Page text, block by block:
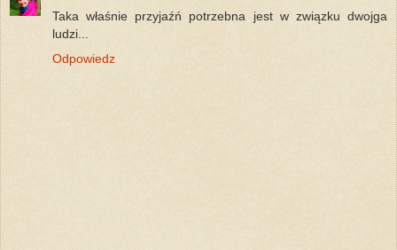
Taka właśnie przyjaźń potrzebna jest w związku dwojga
ludzi...
Odpowiedz